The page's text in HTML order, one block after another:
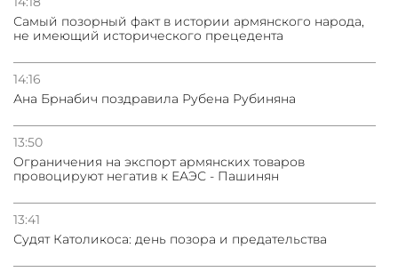
Самый позорный факт в истории армянского народа,
не имеющий исторического прецедента
14:16
Ана Брнабич поздравила Рубена Рубиняна
13:50
Oграничения на экспорт армянских товаров
провоцируют негатив к ЕАЭС - Пашинян
13:41
Судят Католикоса: день позора и предательства